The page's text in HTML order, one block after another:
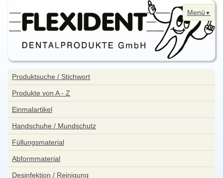
Menü
Navigation
überspringen
News
Bestellung
Kontakt
Aktuelle Angebote
WebShop
Impressum
Navigation
überspringen
Produktsuche / Stichwort
Produkte von A - Z
Einmalartikel
Handschuhe / Mundschutz
Füllungsmaterial
Abformmaterial
Desinfektion / Reinigung